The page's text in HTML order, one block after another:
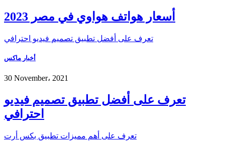
أسعار هواتف هواوي في مصر 2023
تعرف على أفضل تطبيق تصميم فيديو احترافي
أخبار ماكس
30 November، 2021
تعرف على أفضل تطبيق تصميم فيديو
احترافي
تعرف على أهم مميزات تطبيق بكس أرت